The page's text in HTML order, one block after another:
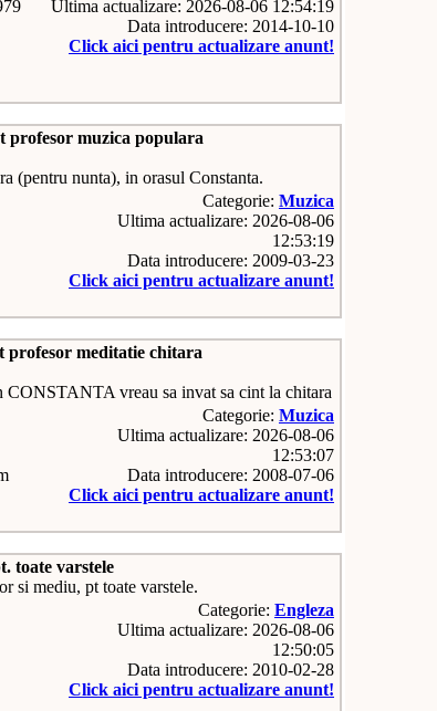
Ultima actualizare: 2026-08-06 12:54:19
Data introducere: 2014-10-10
Click aici pentru actualizare anunt!
profesor muzica populara
(pentru nunta), in orasul Constanta.
Categorie: Muzica
Ultima actualizare: 2026-08-06
12:53:19
Data introducere: 2009-03-23
Click aici pentru actualizare anunt!
profesor meditatie chitara
CONSTANTA vreau sa invat sa cint la chitara
Categorie: Muzica
Ultima actualizare: 2026-08-06
12:53:07
Data introducere: 2008-07-06
Click aici pentru actualizare anunt!
toate varstele
si mediu, pt toate varstele.
Categorie: Engleza
Ultima actualizare: 2026-08-06
12:50:05
Data introducere: 2010-02-28
Click aici pentru actualizare anunt!